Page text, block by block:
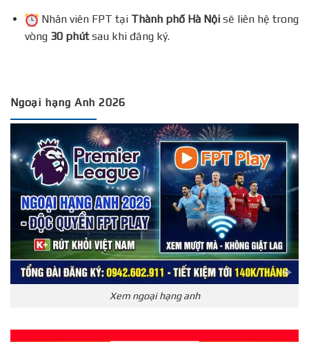
Nhân viên FPT tạiThành phố Hà Nộisẽ liên hệ trong
vòng 30 phútsau khi đăng ký.
Ngoại hạng Anh 2026
Xem ngoại hạng anh